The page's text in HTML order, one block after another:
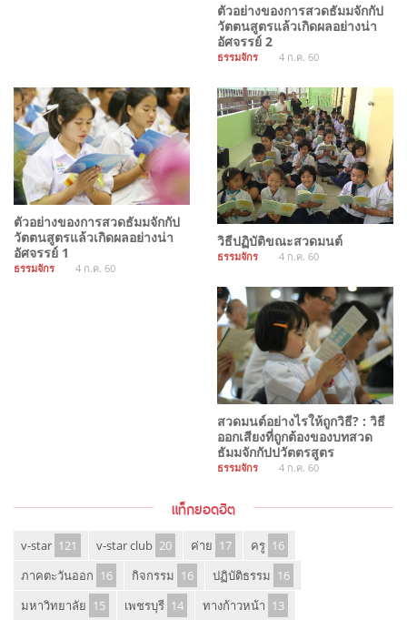
ตัวอย่างของการสวดธัมมจักกัป
วัตตนสูตรแล้วเกิดผลอย่างน่า
อัศจรรย์ 2
ธรรมจักร 4 ก.ค. 60
ตัวอย่างของการสวดธัมมจักกัป
วัตตนสูตรแล้วเกิดผลอย่างน่า
อัศจรรย์ 1
ธรรมจักร 4 ก.ค. 60
วิธีปฏิบัติขณะสวดมนต์
ธรรมจักร 4 ก.ค. 60
สวดมนต์อย่างไรให้ถูกวิธี? : วิธี
ออกเสียงที่ถูกต้องของบทสวด
ธัมมจักกัปปวัตตรสูตร
ธรรมจักร 4 ก.ค. 60
แท็กยอดฮิต
v-star 121 v-star club 20 ค่าย 17 ครู 16
ภาคตะวันออก 16 กิจกรรม 16 ปฏิบัติธรรม 16
มหาวิทยาลัย 15 เพชรบุรี 14 ทางก้าวหน้า 13